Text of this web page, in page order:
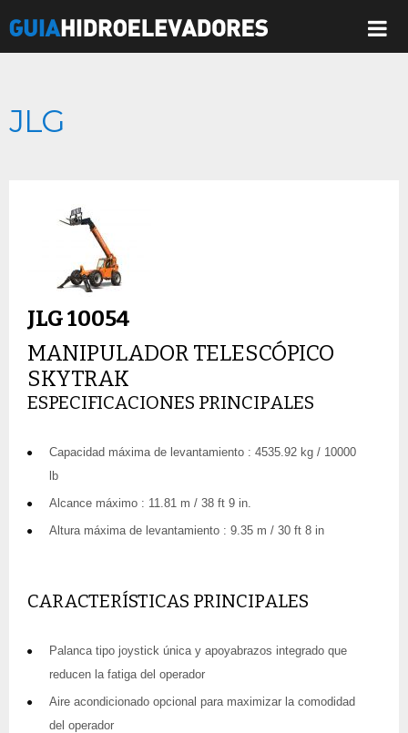
JLG
JLG 10054
MANIPULADOR TELESCÓPICO
SKYTRAK
ESPECIFICACIONES PRINCIPALES
Capacidad máxima de levantamiento : 4535.92 kg / 10000
lb
Alcance máximo : 11.81 m / 38 ft 9 in.
Altura máxima de levantamiento : 9.35 m / 30 ft 8 in
CARACTERÍSTICAS PRINCIPALES
Palanca tipo joystick única y apoyabrazos integrado que
reducen la fatiga del operador
Aire acondicionado opcional para maximizar la comodidad
del operador